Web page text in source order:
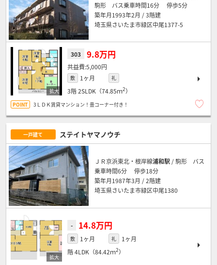
駒形 バス乗車時間16分 停歩5分
築年月1993年2月 / 3階建
埼玉県さいたま市緑区中尾1377-5
303 9.8万円
5,000円
敷 1ヶ月 礼
3階2SLDK（74.85ｍ2）
3ＬＤＫ賃貸マンション！畳コーナー付き！
一戸建て ステイトヤマノウチ
ＪＲ京浜東北・根岸線浦和駅 / 駒形 バス
乗車時間6分 停歩18分
築年月1987年3月 / 2階建
埼玉県さいたま市緑区中尾1380
- 14.8万円
敷 1ヶ月 礼
1ヶ月
階4LDK（84.42ｍ2）